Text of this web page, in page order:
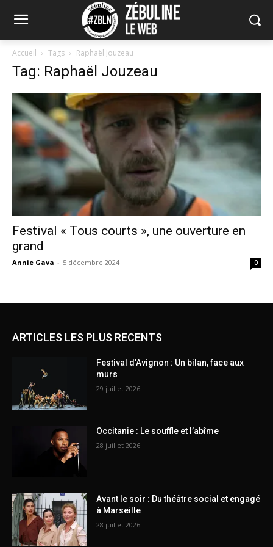
Accueil Tags Raphaël Jouzeau
Tag: Raphaël Jouzeau
Festival « Tous courts », une ouverture en
grand
Annie Gava - 5 décembre 2024 0
ARTICLES LES PLUS RECENTS
Festival d’Avignon : Un bilan, face aux
murs
29 juillet 2026
Occitanie : Le souffle et l’abîme
28 juillet 2026
Avant le soir : Du théâtre social et engagé
à Marseille
28 juillet 2026